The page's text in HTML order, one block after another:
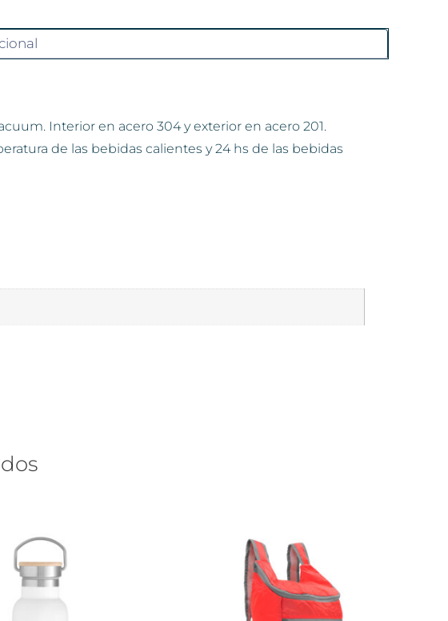
Interior en acero 304 y exterior en acero 201.
de las bebidas calientes y 24 hs de las bebidas